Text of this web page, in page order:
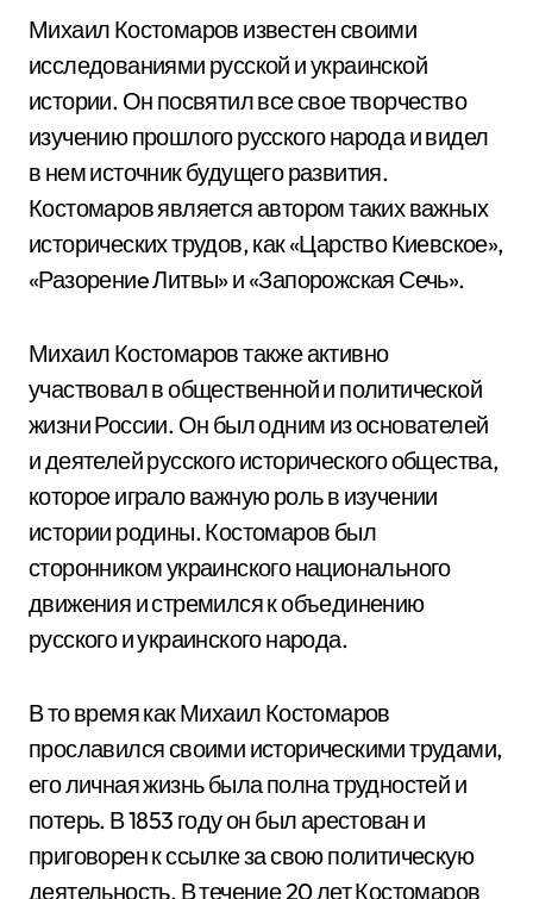
Михаил Костомаров известен своими
исследованиями русской и украинской
истории. Он посвятил все свое творчество
изучению прошлого русского народа и видел
в нем источник будущего развития.
Костомаров является автором таких важных
исторических трудов, как «Царство Киевское»,
«Разорениe Литвы» и «Запорожская Сечь».
Михаил Костомаров также активно
участвовал в общественной и политической
жизни России. Он был одним из основателей
и деятелей русского исторического общества,
которое играло важную роль в изучении
истории родины. Костомаров был
сторонником украинского национального
движения и стремился к объединению
русского и украинского народа.
В то время как Михаил Костомаров
прославился своими историческими трудами,
его личная жизнь была полна трудностей и
потерь. В 1853 году он был арестован и
приговорен к ссылке за свою политическую
деятельность. В течение 20 лет Костомаров